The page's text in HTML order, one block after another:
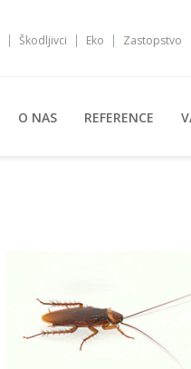
Škodljivci Eko Zastopstvo
O NAS REFERENCE